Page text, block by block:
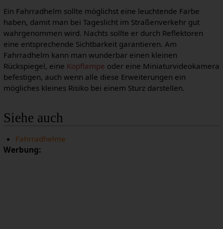
Ein Fahrradhelm sollte möglichst eine leuchtende Farbe
haben, damit man bei Tageslicht im Straßenverkehr gut
wahrgenommen wird. Nachts sollte er durch Reflektoren
eine entsprechende Sichtbarkeit garantieren. Am
Fahrradhelm kann man wunderbar einen kleinen
Rückspiegel, eine Kopflampe oder eine Miniaturvideokamera
befestigen, auch wenn alle diese Erweiterungen ein
mögliches kleines Risiko bei einem Sturz darstellen.
Siehe auch
Fahrradhelme
Werbung: